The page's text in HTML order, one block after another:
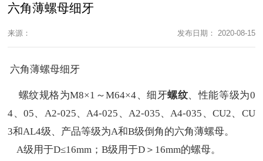
六角薄螺母细牙
来源： 发布日期： 2020-08-15
六角薄螺母细牙
螺纹规格为M8×1～M64×4、细牙螺纹、性能等级为0
4、05、A2-025、A4-025、A2-035、A4-035、CU2、CU
3和AL4级、产品等级为A和B级倒角的六角薄螺母。
A级用于D≤16mm；B级用于D＞16mm的螺母。